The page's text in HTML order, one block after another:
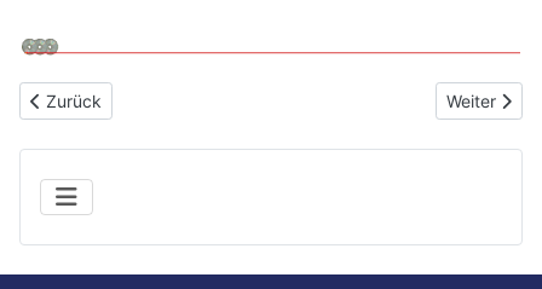
Vorheriger Beitrag: Sonopress EcoRecord Schallplatte
Zurück Nächster
Weiter